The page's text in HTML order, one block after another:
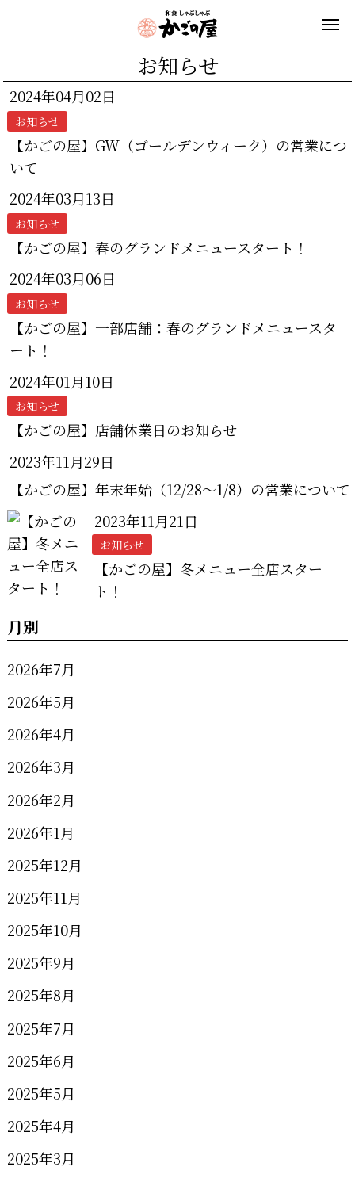
お知らせ
2024年04月02日
お知らせ
【かごの屋】GW（ゴールデンウィーク）の営業につ
いて
2024年03月13日
お知らせ
【かごの屋】春のグランドメニュースタート！
2024年03月06日
お知らせ
【かごの屋】一部店舗：春のグランドメニュースタ
ート！
2024年01月10日
お知らせ
【かごの屋】店舗休業日のお知らせ
2023年11月29日
【かごの屋】年末年始（12/28～1/8）の営業について
2023年11月21日
お知らせ
【かごの屋】冬メニュー全店スター
ト！
月別
2026年7月
2026年5月
2026年4月
2026年3月
2026年2月
2026年1月
2025年12月
2025年11月
2025年10月
2025年9月
2025年8月
2025年7月
2025年6月
2025年5月
2025年4月
2025年3月